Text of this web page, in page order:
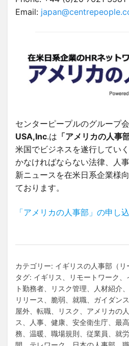
Email:
センターピープルのグループ
USA,Inc.は 「アメリカの人事
米国でビジネスを遂行してい
かなければならない法律、人
新ニュースを在米日系企業様
ております。
「アメリカの人事部」の申し
カテゴリー: イギリスの人事部（リ
タグ: イギリス、 リモートワーク、
ト勤務者、 リスク管理、 人材紹介、
リリース、 脆弱、 就職、 ガイダンス
屋外、 転職、 リスク、 アメリカの
ス、 人事、 健康、 安全衛生庁、 最
務、 温暖、 職場規則 、 従業員、 就労